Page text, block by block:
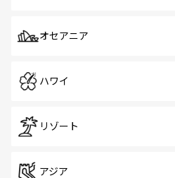
オセアニア
ハワイ
リゾート
アジア